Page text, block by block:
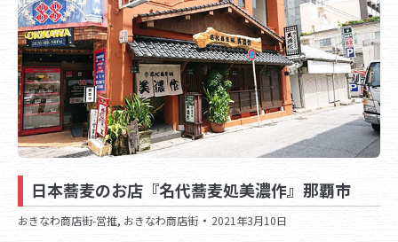
日本蕎麦のお店『名代蕎麦処美濃作』那覇市
おきなわ商店街-営推, おきなわ商店街 2021年3月10日